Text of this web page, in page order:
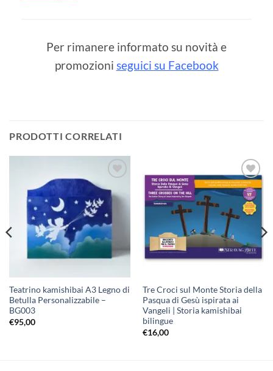
Per rimanere informato su novità e
promozioni seguici su Facebook
PRODOTTI CORRELATI
Aggiungi
alla lista
desideri
Teatrino kamishibai A3 Legno di
Betulla Personalizzabile –
BG003
€95,00
Aggiungi
alla lista
dei
desideri
Tre Croci sul Monte Storia della
Pasqua di Gesù ispirata ai
Vangeli | Storia kamishibai
bilingue
€16,00